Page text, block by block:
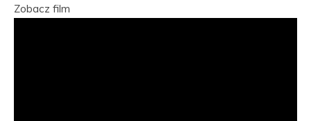
Zobacz film